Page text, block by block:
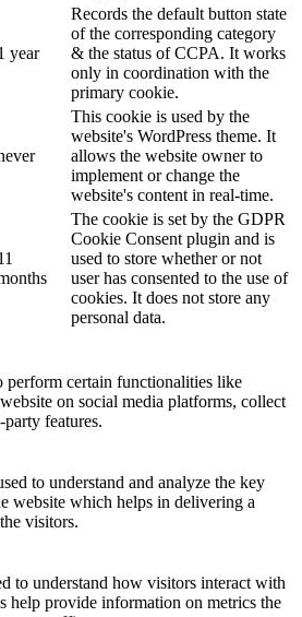
year
Records the default button state
of the corresponding category
& the status of CCPA. It works
only in coordination with the
primary cookie.
This cookie is used by the
website's WordPress theme. It
allows the website owner to
implement or change the
website's content in real-time.
The cookie is set by the GDPR
Cookie Consent plugin and is
used to store whether or not
user has consented to the use of
cookies. It does not store any
personal data.
perform certain functionalities like
on social media platforms, collect
features.
to understand and analyze the key
website which helps in delivering a
visitors.
to understand how visitors interact with
help provide information on metrics the